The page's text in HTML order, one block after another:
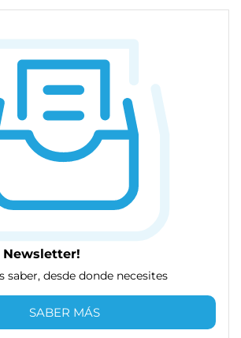
Newsletter!
saber, desde donde necesites
SABER MÁS